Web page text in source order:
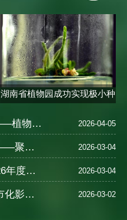
湖南省植物园成功实现极小种
省植物园举办“天际岭论坛”——植物的多样性、保育、种质创新及应用—以秋海棠为例 2026-04-05
省植物园举办“天际岭论坛” ——聚焦植物健康智慧与中医养生 2026-03-04
省植物园长沙测试站开启2026年度樱花新品种测试 2026-03-04
省植物园城市生态团队在城市化影响湿地N2O排放及氮循环机制研究中取得进展 2026-03-02